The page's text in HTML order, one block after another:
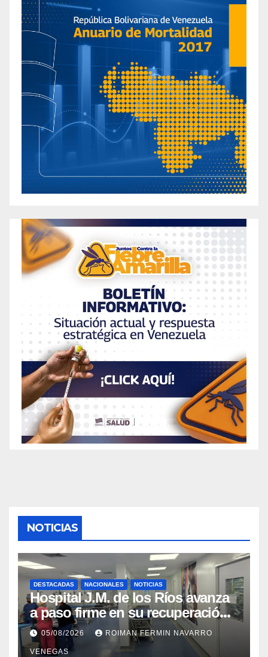
NOTICIAS
DESTACADAS NACIONALES NOTICIAS
Hospital J.M. de los Ríos avanza
a paso firme en su recuperación
tras los recientes eventos
sísmicos
05/08/2026 ROIMAN FERMIN NAVARRO
VENEGAS